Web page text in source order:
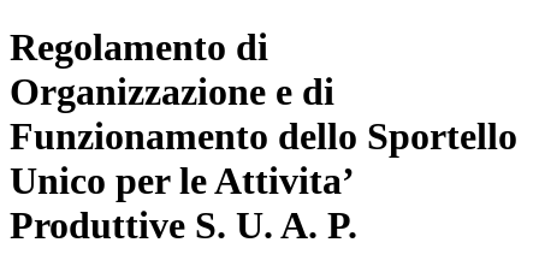
Regolamento di
Organizzazione e di
Funzionamento dello Sportello
Unico per le Attivita’
Produttive S. U. A. P.